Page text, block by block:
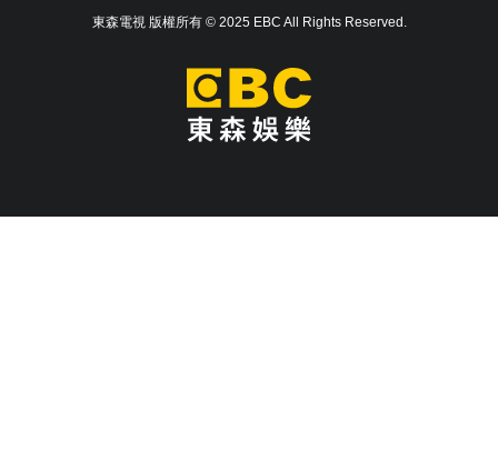
東森電視 版權所有 © 2025 EBC All Rights Reserved.